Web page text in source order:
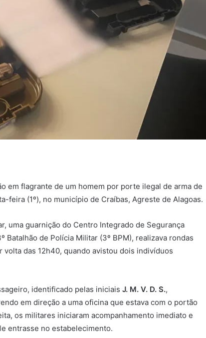
em flagrante de um homem por porte ilegal de arma de
feira (1º), no município de Craíbas, Agreste de Alagoas.
uma guarnição do Centro Integrado de Segurança
Batalhão de Polícia Militar (3º BPM), realizava rondas
volta das 12h40, quando avistou dois indivíduos
identificado pelas iniciais J. M. V. D. S.,
em direção a uma oficina que estava com o portão
os militares iniciaram acompanhamento imediato e
entrasse no estabelecimento.